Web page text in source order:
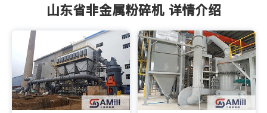
山东省非金属粉碎机 详情介绍